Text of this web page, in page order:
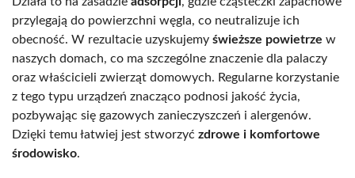
przylegają do powierzchni węgla, co neutralizuje ich
obecność. W rezultacie uzyskujemy świeższe powietrze w
naszych domach, co ma szczególne znaczenie dla palaczy
oraz właścicieli zwierząt domowych. Regularne korzystanie
z tego typu urządzeń znacząco podnosi jakość życia,
pozbywając się gazowych zanieczyszczeń i alergenów.
Dzięki temu łatwiej jest stworzyć zdrowe i komfortowe
środowisko.